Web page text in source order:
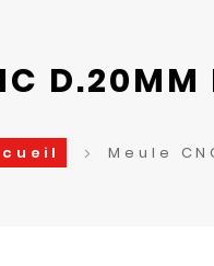
Meule